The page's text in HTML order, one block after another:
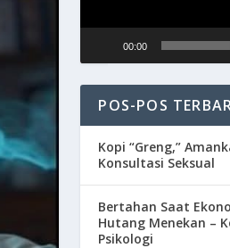
00:00
POS-POS
Kopi “Greng,”
Konsultasi Seksual
Bertahan Saat
Hutang Menekan –
Psikologi